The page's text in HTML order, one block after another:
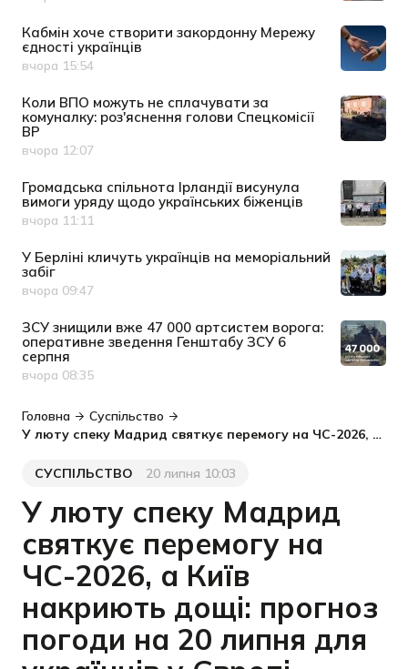
Кабмін хоче створити закордонну Мережу
єдності українців
Дата публікації
вчора 15:54
Коли ВПО можуть не сплачувати за
комуналку: роз'яснення голови Спецкомісії
ВР
Дата публікації
вчора 12:07
Громадська спільнота Ірландії висунула
вимоги уряду щодо українських біженців
Дата публікації
вчора 11:11
У Берліні кличуть українців на меморіальний
забіг
Дата публікації
вчора 09:47
ЗСУ знищили вже 47 000 артсистем ворога:
оперативне зведення Генштабу ЗСУ 6
серпня
Дата публікації
вчора 08:35
Головна
Суспільство
У люту спеку Мадрид святкує перемогу на ЧС-2026, а Київ накриють дощі: прогноз погоди на 20 липня для українців у Європі
Категорія
СУСПІЛЬСТВО
Дата публікації20 липня 10:03
У люту спеку Мадрид
святкує перемогу на
ЧС-2026, а Київ
накриють дощі: прогноз
погоди на 20 липня для